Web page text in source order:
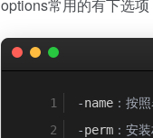
options常用的有下选项
-name ：按
-perm ：安